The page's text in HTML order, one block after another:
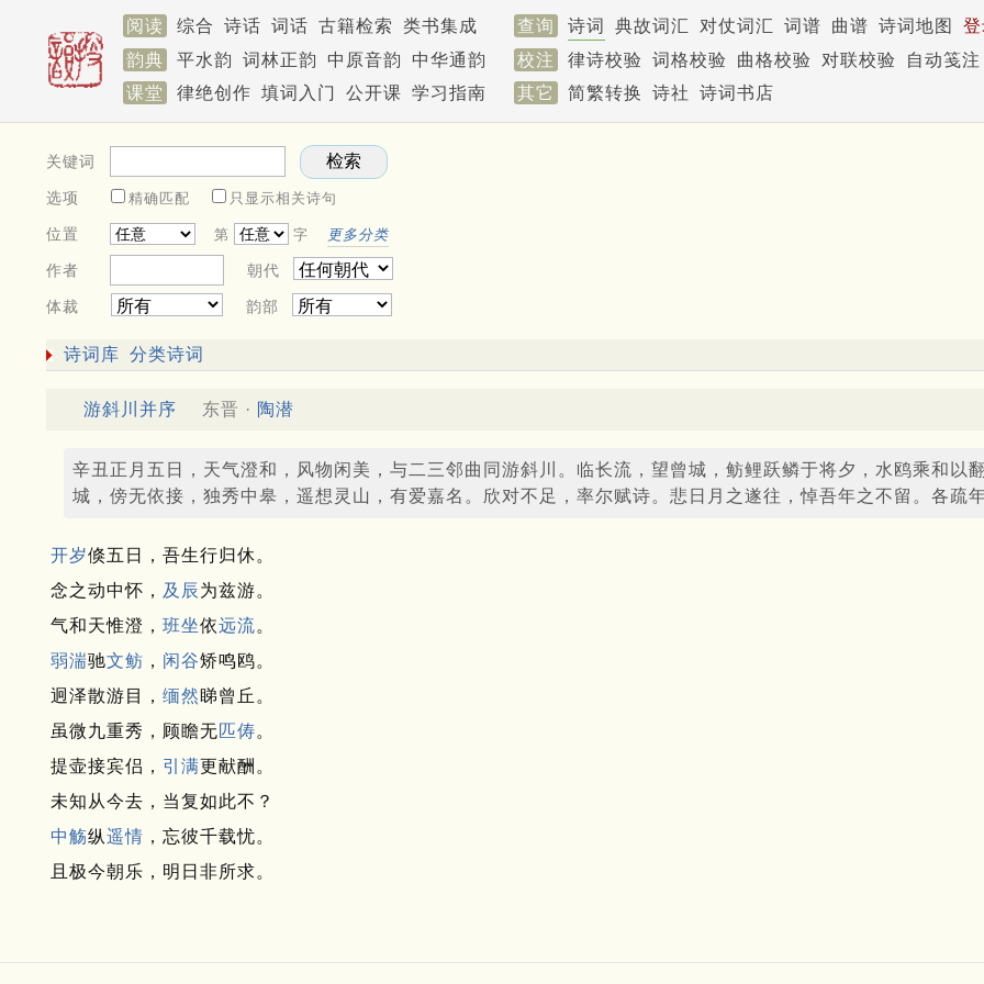
阅读 综合 诗话 词话 古籍检索 类书集成 查询 诗词 典故词汇 对仗词汇 词谱 曲谱 诗词地图
韵典
平水韵 词林正韵 中原音韵 中华通韵 校注 律诗校验 词格校验 曲格校验 对联校验
自动笺注
课堂
律绝创作 填词入门 公开课 学习指南 其它 简繁转换 诗社 诗词书店
关键词
选项 精确匹配 只显示相关诗句
位置 第 字 更多分类
作者 朝代
体裁 韵部
诗词库 分类诗词
游斜川并序 东晋 · 陶潜
辛丑正月五日，天气澄和，风物闲美，与二三邻曲同游斜川。临长流，望曾城，鲂鲤跃鳞于将夕，水鸥乘和以
城，傍无依接，独秀中皋，遥想灵山，有爱嘉名。欣对不足，率尔赋诗。悲日月之遂往，悼吾年之不留。各疏
开岁倏五日，吾生行归休。
念之动中怀， 及辰为兹游。
气和天惟澄， 班坐依远流。
弱湍驰文鲂 ， 闲谷矫鸣鸥。
迥泽散游目， 缅然睇曾丘。
虽微九重秀，顾瞻无匹俦。
提壶接宾侣， 引满更献酬。
未知从今去，当复如此不？
中觞纵遥情 ，忘彼千载忧。
且极今朝乐，明日非所求。